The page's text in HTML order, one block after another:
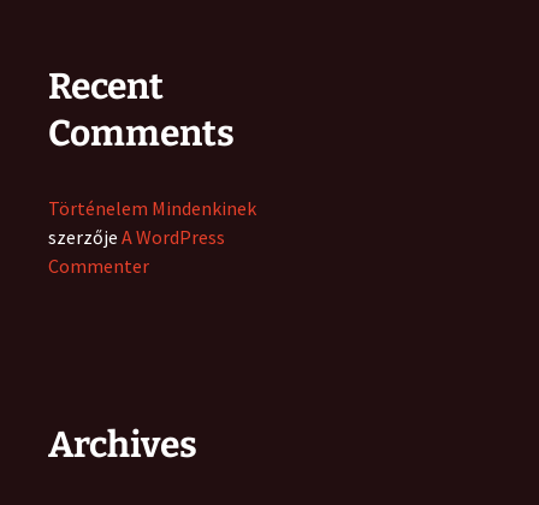
Recent
Comments
Történelem Mindenkinek
szerzője A WordPress
Commenter
Archives